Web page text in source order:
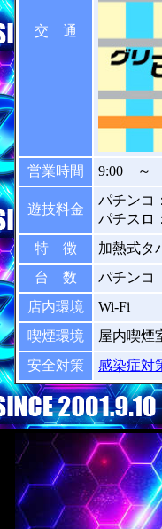
交 通
営業時間 9:00 ～
遊技料金
パチン
パチスロ
特 徴
加熱式タ
台 数
パチン
店内環境
Wi-Fi
喫煙環境
屋内喫
安全対策
感染症対